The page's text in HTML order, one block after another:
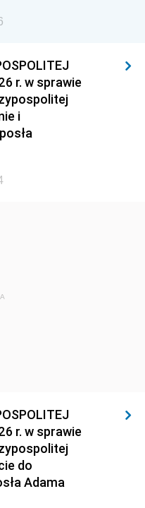
r. w sprawie
i
r. w sprawie
do
Adama